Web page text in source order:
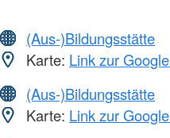
(Aus-)Bildungsstätte
Karte: Link zur
(Aus-)Bildungsstätte
Karte: Link zur